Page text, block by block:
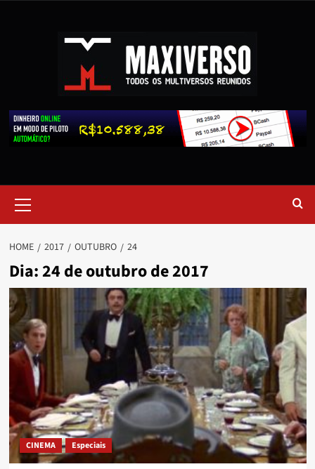
HOME 2017 OUTUBRO 24
Dia:24 de outubro de 2017
CINEMA Especiais